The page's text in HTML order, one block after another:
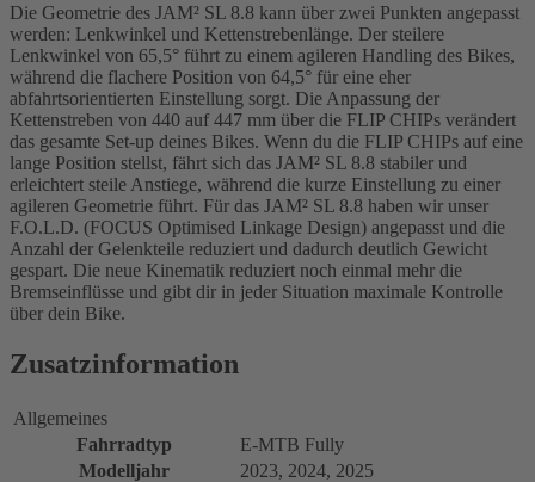
Die Geometrie des JAM² SL 8.8 kann über zwei Punkten angepasst
werden: Lenkwinkel und Kettenstrebenlänge. Der steilere
Lenkwinkel von 65,5° führt zu einem agileren Handling des Bikes,
während die flachere Position von 64,5° für eine eher
abfahrtsorientierten Einstellung sorgt. Die Anpassung der
Kettenstreben von 440 auf 447 mm über die FLIP CHIPs verändert
das gesamte Set-up deines Bikes. Wenn du die FLIP CHIPs auf eine
lange Position stellst, fährt sich das JAM² SL 8.8 stabiler und
erleichtert steile Anstiege, während die kurze Einstellung zu einer
agileren Geometrie führt. Für das JAM² SL 8.8 haben wir unser
F.O.L.D. (FOCUS Optimised Linkage Design) angepasst und die
Anzahl der Gelenkteile reduziert und dadurch deutlich Gewicht
gespart. Die neue Kinematik reduziert noch einmal mehr die
Bremseinflüsse und gibt dir in jeder Situation maximale Kontrolle
über dein Bike.
Zusatzinformation
Allgemeines
Fahrradtyp
E-MTB Fully
Modelljahr
2023, 2024, 2025